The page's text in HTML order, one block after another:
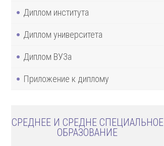
Диплом института
Диплом университета
Диплом ВУЗа
Приложение к диплому
СРЕДНЕЕ И СРЕДНЕ СПЕЦИАЛЬНОЕ
ОБРАЗОВАНИЕ